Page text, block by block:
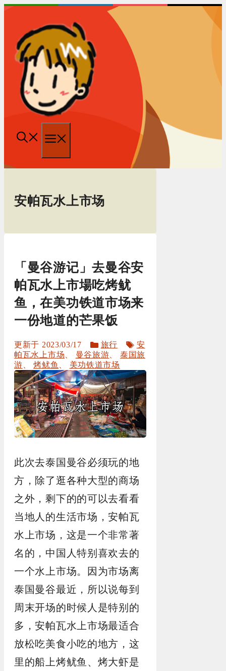
跳
单
安帕瓦水上市场
「曼谷游记」去曼谷安
帕瓦水上市場吃烤鱿
鱼，在美功铁道市场来
一份地道的芒果饭
2023/03/17
分
类
旅行
标
签
安
帕瓦水上市场
曼谷旅游
泰国旅
游 、烤鱿鱼 美功铁道市场
此次去泰国曼谷必须玩的地
方，除了逛各种大型的商场
之外，剩下的的可以去看看
当地人的生活市场，安帕瓦
水上市场，这是一个非常著
名的，中国人特别喜欢去的
一个水上市场。因为市场离
泰国曼谷最近，所以说每到
周末开场的时候人是特别的
多，安帕瓦水上市场最适合
放松吃美食小吃的地方，这
里的船上烤鱿鱼、烤大虾是